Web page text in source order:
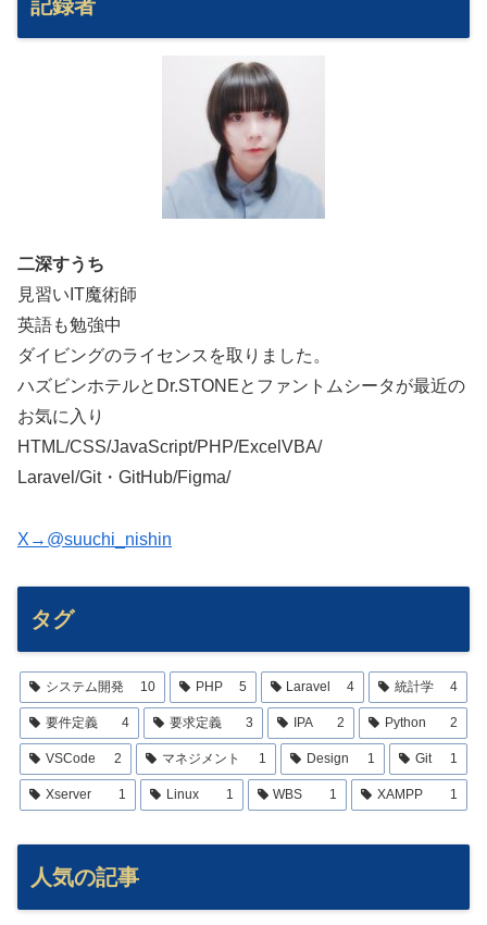
記録者
二深すうち
見習いIT魔術師
英語も勉強中
ダイビングのライセンスを取りました。
ハズビンホテルとDr.STONEとファントムシータが最近の
お気に入り
HTML/CSS/JavaScript/PHP/ExcelVBA/
Laravel/Git・GitHub/Figma/
X→@suuchi_nishin
タグ
システム開発 10 PHP 5 Laravel 4 統計学 4
要件定義 4 要求定義 3 IPA 2 Python 2
VSCode 2 マネジメント 1 Design 1 Git 1
Xserver 1 Linux 1 WBS 1 XAMPP 1
人気の記事